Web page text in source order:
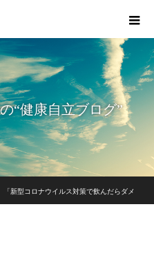
“健康自立ブログ”
「新型コロナウイルス対策で飲んだらダメ